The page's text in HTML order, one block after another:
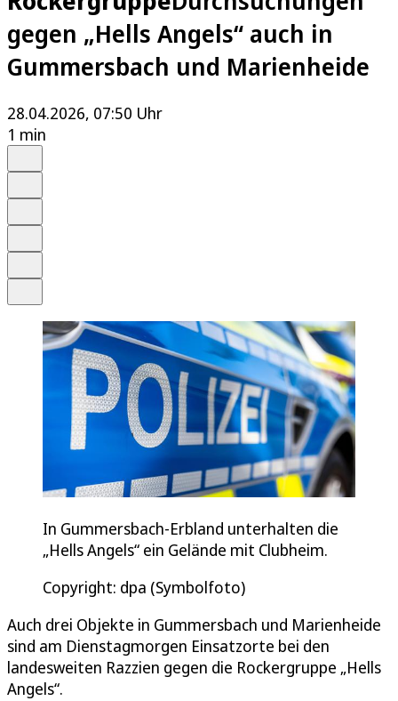
gegen „Hells Angels“ auch in
Gummersbach und Marienheide
28.04.2026, 07:50 Uhr
1 min
In Gummersbach-Erbland unterhalten die
„Hells Angels“ ein Gelände mit Clubheim.
Copyright: dpa (Symbolfoto)
Auch drei Objekte in Gummersbach und Marienheide
sind am Dienstagmorgen Einsatzorte bei den
landesweiten Razzien gegen die Rockergruppe „Hells
Angels“.